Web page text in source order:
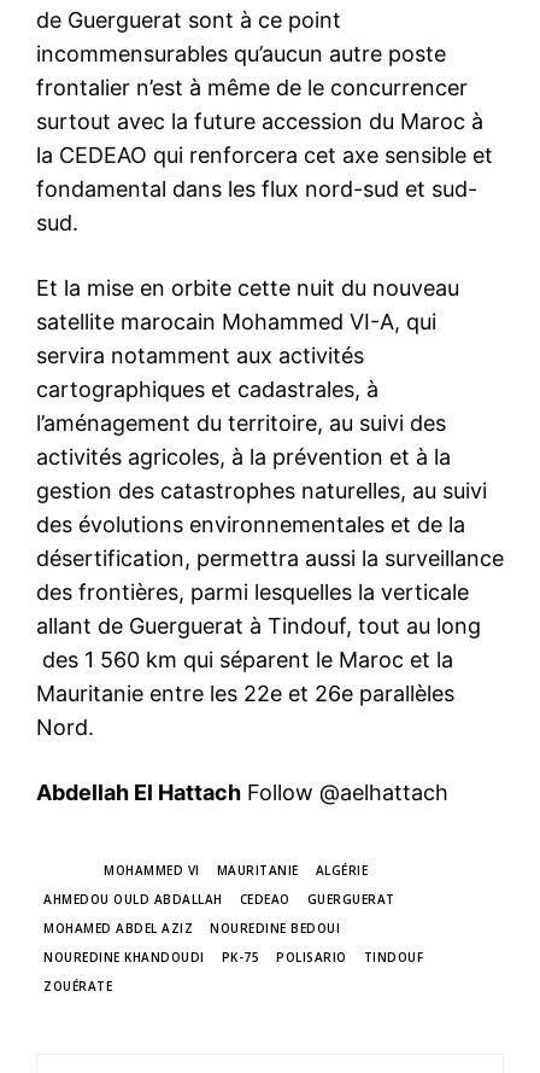
de Guerguerat sont à ce point
incommensurables qu’aucun autre poste
frontalier n’est à même de le concurrencer
surtout avec la future accession du Maroc à
la CEDEAO qui renforcera cet axe sensible et
fondamental dans les flux nord-sud et sud-
sud.
Et la mise en orbite cette nuit du nouveau
satellite marocain Mohammed VI-A, qui
servira notamment aux activités
cartographiques et cadastrales, à
l’aménagement du territoire, au suivi des
activités agricoles, à la prévention et à la
gestion des catastrophes naturelles, au suivi
des évolutions environnementales et de la
désertification, permettra aussi la surveillance
des frontières, parmi lesquelles la verticale
allant de Guerguerat à Tindouf, tout au long
des 1 560 km qui séparent le Maroc et la
Mauritanie entre les 22e et 26e parallèles
Nord.
Abdellah El Hattach Follow @aelhattach
MOHAMMED VI MAURITANIE
ALGÉRIE
AHMEDOU OULD ABDALLAH
CEDEAO
GUERGUERAT
MOHAMED ABDEL AZIZ
NOUREDINE BEDOUI
NOUREDINE KHANDOUDI
PK-75 POLISARIO
TINDOUF
ZOUÉRATE